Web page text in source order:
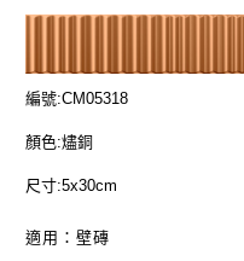
編號:CM05318
顏色:燼銅
尺寸:5x30cm
適用：壁磚